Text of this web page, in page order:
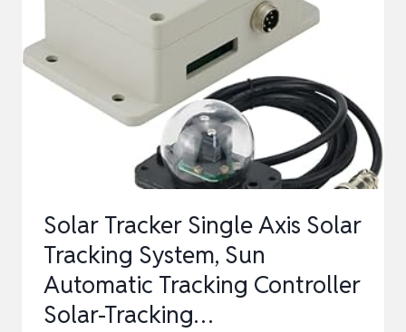
Solar Tracker Single Axis Solar
Tracking System, Sun
Automatic Tracking Controller
Solar-Tracking…